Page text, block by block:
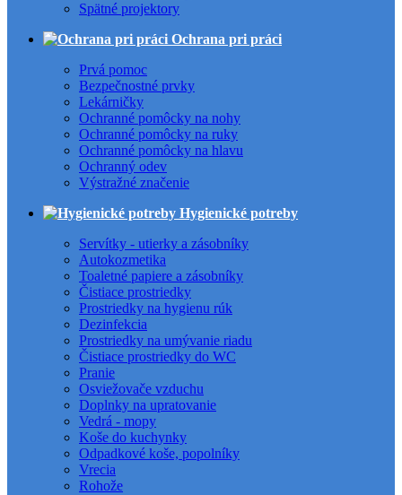
Spätné projektory
Ochrana pri práci
Prvá pomoc
Bezpečnostné prvky
Lekárničky
Ochranné pomôcky na nohy
Ochranné pomôcky na ruky
Ochranné pomôcky na hlavu
Ochranný odev
Výstražné značenie
Hygienické potreby
Servítky - utierky a zásobníky
Autokozmetika
Toaletné papiere a zásobníky
Čistiace prostriedky
Prostriedky na hygienu rúk
Dezinfekcia
Prostriedky na umývanie riadu
Čistiace prostriedky do WC
Pranie
Osviežovače vzduchu
Doplnky na upratovanie
Vedrá - mopy
Koše do kuchynky
Odpadkové koše, popolníky
Vrecia
Rohože